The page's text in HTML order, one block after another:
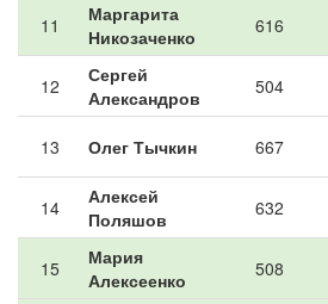
11
Маргарита
Никозаченко
616
12
Сергей
Александров
504
13 Олег Тычкин 667
14
Алексей
Поляшов
632
15
Мария
Алексеенко
508